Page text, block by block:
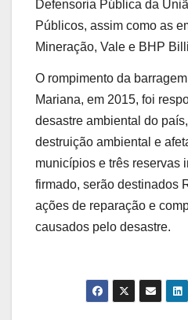
Defensoria Pública da
Públicos, assim como as
Mineração, Vale e BHP
O rompimento da
Mariana, em 2015, foi
desastre ambiental do
destruição ambiental e
municípios e três reservas
firmado, serão destinados
ações de reparação e
causados pelo desastre.